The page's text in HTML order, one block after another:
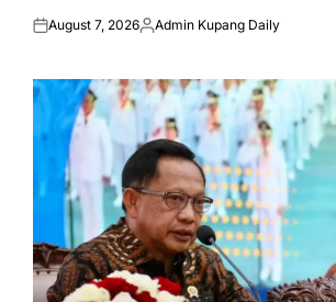
Posted
August 7, 2026Posted
Admin Kupang Daily